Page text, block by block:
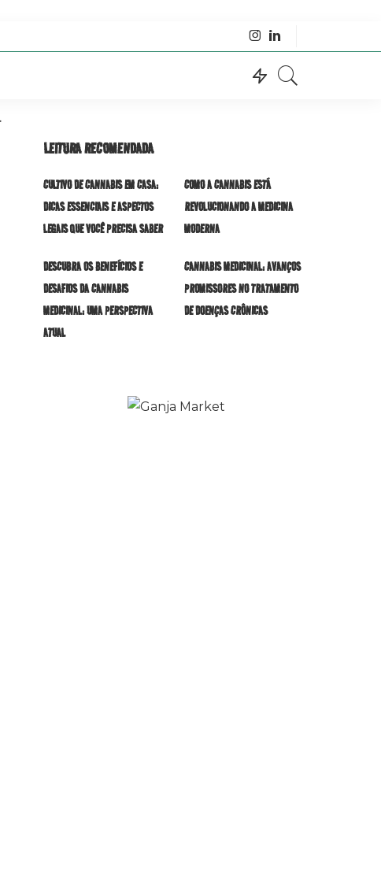
LEITURA RECOMENDADA
CULTIVO DE CANNABIS EM CASA:
DICAS ESSENCIAIS E ASPECTOS
LEGAIS QUE VOCÊ PRECISA SABER
COMO A CANNABIS ESTÁ
REVOLUCIONANDO A MEDICINA
MODERNA
DESCUBRA OS BENEFÍCIOS E
DESAFIOS DA CANNABIS
MEDICINAL: UMA PERSPECTIVA
ATUAL
CANNABIS MEDICINAL: AVANÇOS
PROMISSORES NO TRATAMENTO
DE DOENÇAS CRÔNICAS